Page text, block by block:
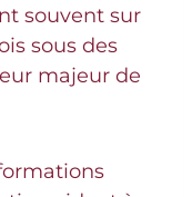
souvent sur
sous des
majeur de